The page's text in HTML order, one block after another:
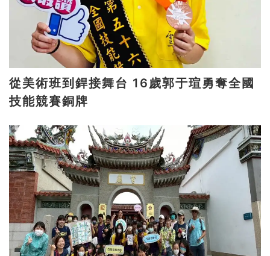
從美術班到銲接舞台 16歲郭于瑄勇奪全國
技能競賽銅牌